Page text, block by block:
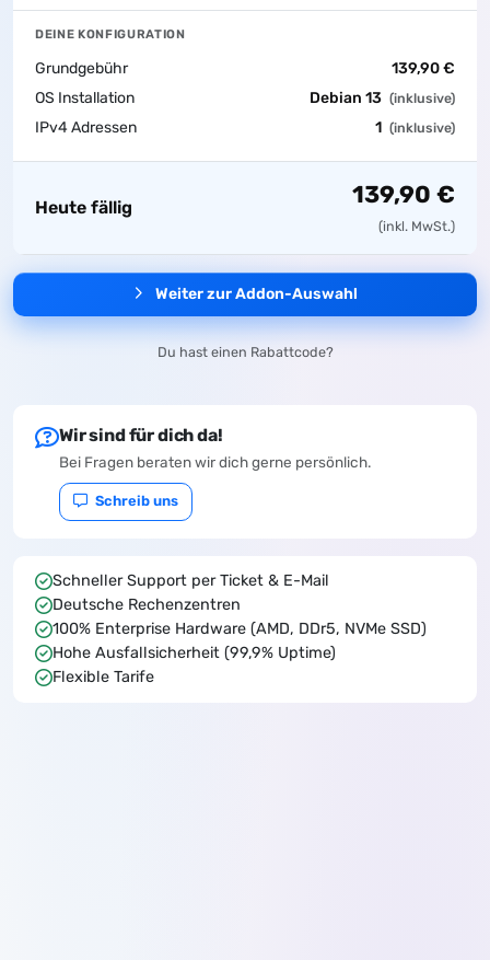
DEINE KONFIGURATION
Grundgebühr
139,90 €
OS Installation
Debian 13 (inklusive)
IPv4 Adressen 1 (inklusive)
Heute fällig 139,90 €
(inkl. MwSt.)
Weiter zur Addon-Auswahl
Du hast einen Rabattcode?
Wir sind für dich da!
Bei Fragen beraten wir dich gerne persönlich.
Schreib uns
Schneller Support per Ticket & E-Mail
Deutsche Rechenzentren
100% Enterprise Hardware (AMD, DDr5, NVMe SSD)
Hohe Ausfallsicherheit (99,9% Uptime)
Flexible Tarife